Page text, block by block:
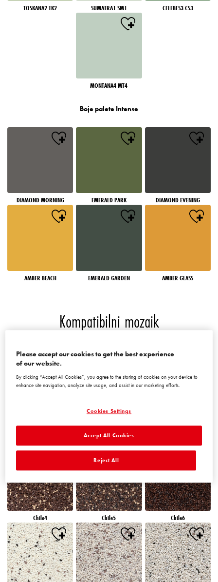
TOSKANA2 TK2 SUMATRA1 SM1 CELEBES3 CS3
MONTANA4 MT4
Boje palete Intense
DIAMOND MORNING EMERALD PARK DIAMOND EVENING
AMBER BEACH EMERALD GARDEN AMBER GLASS
Kompatibilni mozaik
Chile2
Chile4 Chile5 Chile6
Please accept our cookies to get the best experience
of our website.
By clicking “Accept All Cookies”, you agree to the storing of cookies on your device to
enhance site navigation, analyze site usage, and assist in our marketing efforts.
Cookies Settings
Reject All
Accept All Cookies